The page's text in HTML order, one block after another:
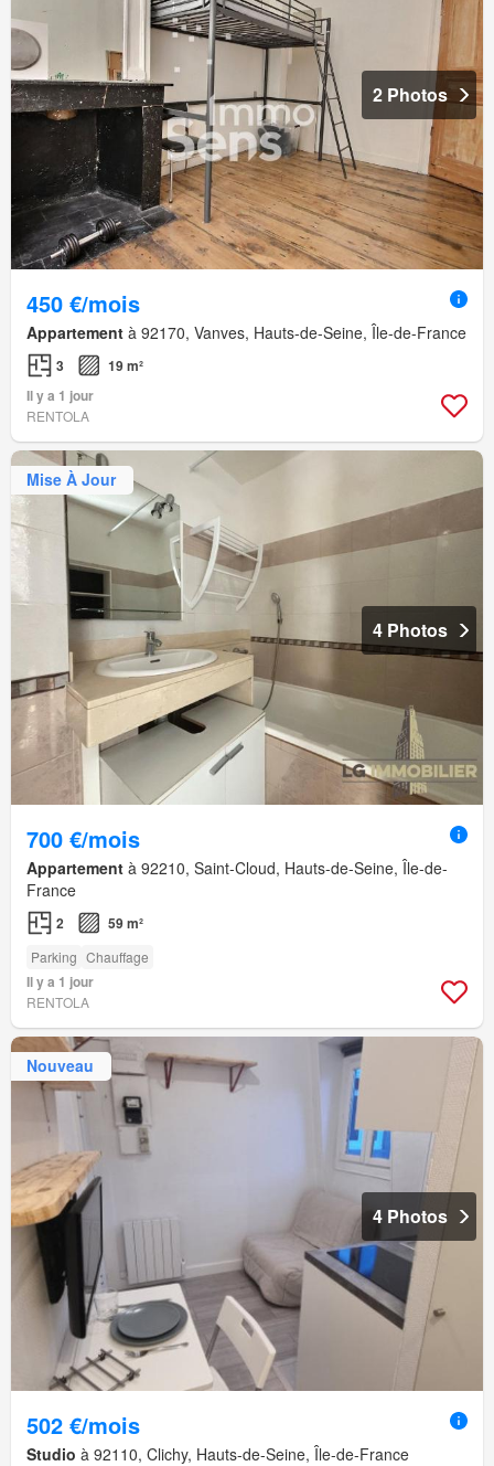
2 Photos
450 €/mois
Appartement à 92170, Vanves, Hauts-de-Seine, Île-de-France
3
19 m²
Il y a 1 jour
RENTOLA
Mise À Jour
4 Photos
700 €/mois
Appartement à 92210, Saint-Cloud, Hauts-de-Seine, Île-de-
France
2 59 m²
Parking Chauffage
Il y a 1 jour
RENTOLA
Nouveau
4 Photos
502 €/mois
Studio à 92110, Clichy, Hauts-de-Seine, Île-de-France